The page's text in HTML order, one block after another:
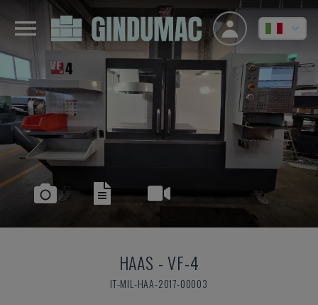
HAAS -VF-4
IT-MIL-HAA-2017-00003